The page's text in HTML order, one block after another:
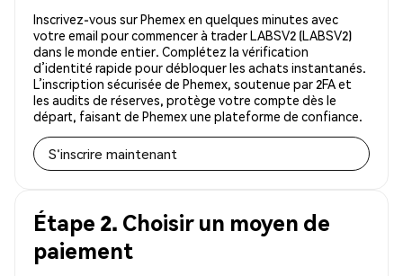
Inscrivez-vous sur Phemex en quelques minutes avec
votre email pour commencer à trader LABSV2 (LABSV2)
dans le monde entier. Complétez la vérification
d’identité rapide pour débloquer les achats instantanés.
L’inscription sécurisée de Phemex, soutenue par 2FA et
les audits de réserves, protège votre compte dès le
départ, faisant de Phemex une plateforme de confiance.
S'inscrire maintenant
Étape 2. Choisir un moyen de
paiement